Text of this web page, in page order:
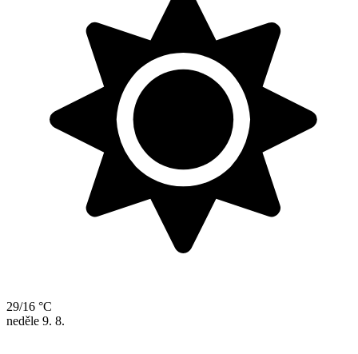
29/16 °C
neděle 9. 8.